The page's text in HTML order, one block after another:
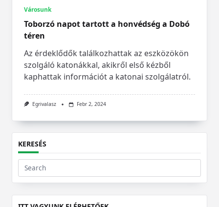
Városunk
Toborzó napot tartott a honvédség a Dobó
téren
Az érdeklődők találkozhattak az eszközökön
szolgáló katonákkal, akikről első kézből
kaphattak információt a katonai szolgálatról.
Egrivalasz Febr 2, 2024
KERESÉS
Search
for: